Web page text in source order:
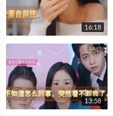
16:18
13:58